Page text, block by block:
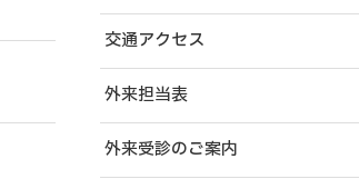
交通アクセス
外来担当表
外来受診のご案内